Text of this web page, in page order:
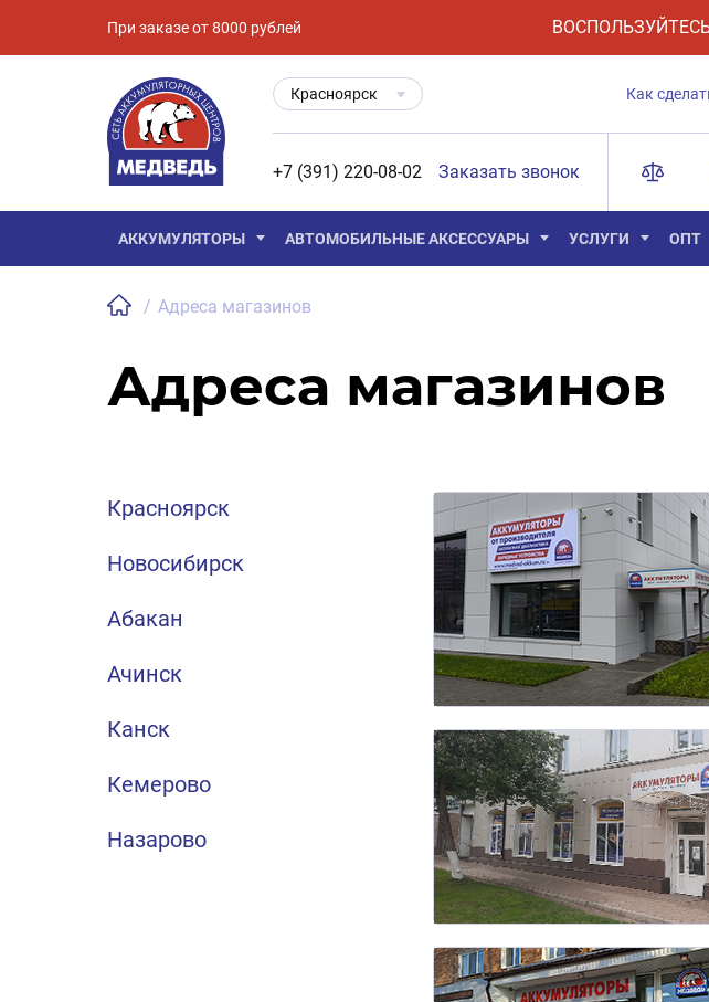
При заказе от 8000 рублей
Красноярск Как
+7 (391) 220-08-02 Заказать звонок
АККУМУЛЯТОРЫ АВТОМОБИЛЬНЫЕ АКСЕССУАРЫ УСЛУГИ ОПТ
/ Адреса магазинов
Адреса магазинов
Красноярск
Новосибирск
Абакан
Ачинск
Канск
Кемерово
Назарово